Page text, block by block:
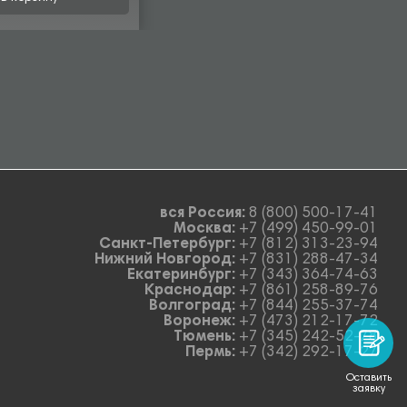
вся Россия: 8 (800) 500-17-41
Москва: +7 (499) 450-99-01
Санкт-Петербург: +7 (812) 313-23-94
Нижний Новгород: +7 (831) 288-47-34
Екатеринбург: +7 (343) 364-74-63
Краснодар: +7 (861) 258-89-76
Волгоград: +7 (844) 255-37-74
Воронеж: +7 (473) 212-17-72
Тюмень: +7 (345) 242-52-78
Пермь: +7 (342) 292-17-27
Оставить
заявку